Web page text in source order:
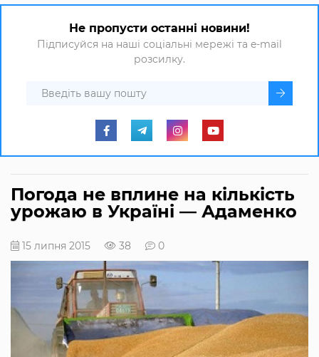
Не пропусти останні новини!
Підписуйся на наші соціальні мережі та e-mail
розсилку.
Погода не вплине на кількість
урожаю в Україні — Адаменко
15 липня 2015 38 0